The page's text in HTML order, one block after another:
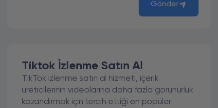
Gönder
Tiktok İzlenme Satın Al
TikTok izlenme satın al hizmeti, içerik
üreticilerinin videolarına daha fazla görünürlük
kazandırmak için tercih ettiği en popüler